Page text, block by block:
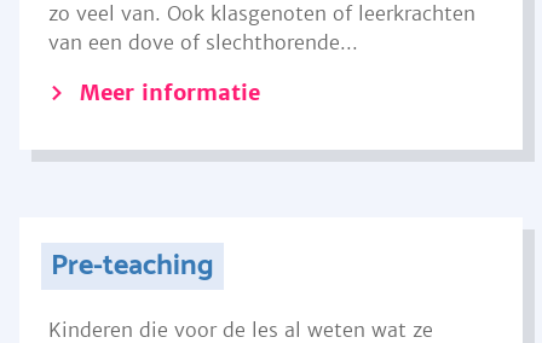
zo veel van. Ook klasgenoten of leerkrachten
van een dove of slechthorende...
Meer informatie
Pre-teaching
Kinderen die voor de les al weten wat ze